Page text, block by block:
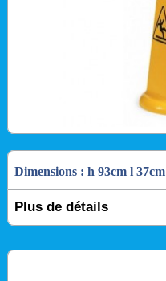
Dimensions : h 93cm l 37cm
Plus de détails